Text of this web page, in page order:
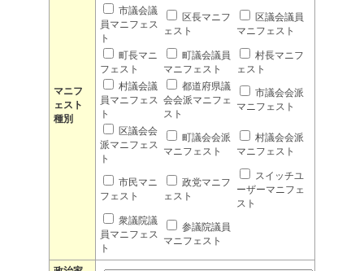
マニフ
ェスト
種別
市議会議
員マニフェス
ト
区長マニフ
ェスト
区議会議員
マニフェスト
町長マニ
フェスト
町議会議員
マニフェスト
村長マニフ
ェスト
村議会議
員マニフェス
ト
都道府県議
会会派マニフェ
スト
市議会会派
マニフェスト
区議会会
派マニフェス
ト
町議会会派
マニフェスト
村議会会派
マニフェスト
市民マニ
フェスト
政党マニフ
ェスト
スイッチユ
ーザーマニフェ
スト
衆議院議
員マニフェス
ト
参議院議員
マニフェスト